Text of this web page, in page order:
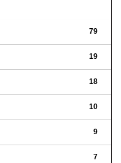
79
19
18
10
9
7